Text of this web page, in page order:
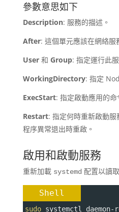
參數意思如下
Description: 服務的描述。
After: 這個單元應該在網絡服
User和 Group: 指定運行此
WorkingDirectory: 指定
ExecStart: 指定啟動應用的命
Restart: 指定何時重新啟動服
程序異常退出時重啟。
啟用和啟動服務
重新加載 systemd 配置以讀
Shell
sudo systemctl daemon-